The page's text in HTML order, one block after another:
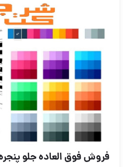
فروش فوق العاده جلو